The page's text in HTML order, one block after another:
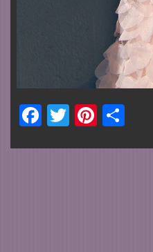
Facebook
TwitterPinterest